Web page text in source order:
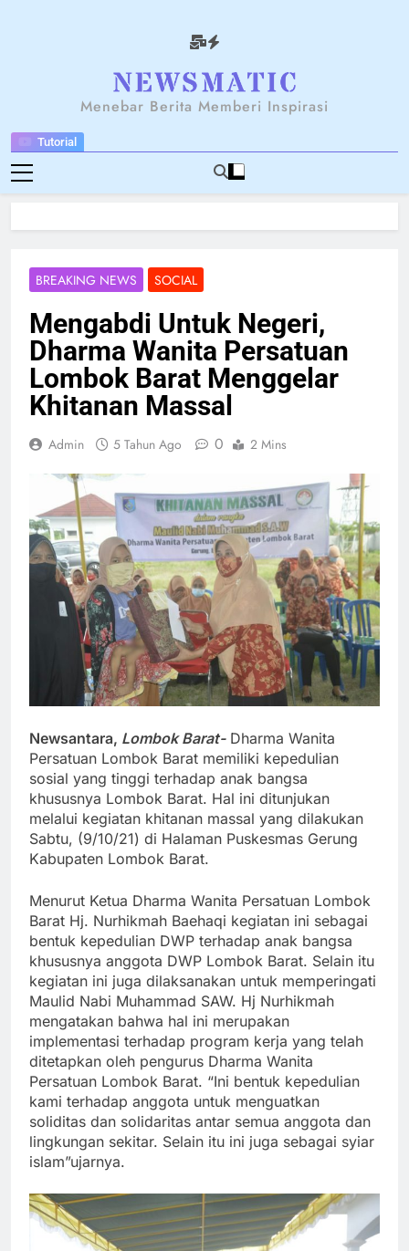
Tutorial
NEWSANTARA
Menebar Berita Memberi Inspirasi
BREAKING NEWS SOCIAL
Mengabdi Untuk Negeri,
Dharma Wanita Persatuan
Lombok Barat Menggelar
Khitanan Massal
Admin 5 Tahun Ago 0 2 Mins
Newsantara, Lombok Barat-Dharma Wanita
Persatuan Lombok Barat memiliki kepedulian
sosial yang tinggi terhadap anak bangsa
khususnya Lombok Barat. Hal ini ditunjukan
melalui kegiatan khitanan massal yang dilakukan
Sabtu, (9/10/21) di Halaman Puskesmas Gerung
Kabupaten Lombok Barat.
Menurut Ketua Dharma Wanita Persatuan Lombok
Barat Hj. Nurhikmah Baehaqi kegiatan ini sebagai
bentuk kepedulian DWP terhadap anak bangsa
khususnya anggota DWP Lombok Barat. Selain itu
kegiatan ini juga dilaksanakan untuk memperingati
Maulid Nabi Muhammad SAW. Hj Nurhikmah
mengatakan bahwa hal ini merupakan
implementasi terhadap program kerja yang telah
ditetapkan oleh pengurus Dharma Wanita
Persatuan Lombok Barat. “Ini bentuk kepedulian
kami terhadap anggota untuk menguatkan
soliditas dan solidaritas antar semua anggota dan
lingkungan sekitar. Selain itu ini juga sebagai syiar
islam”ujarnya.